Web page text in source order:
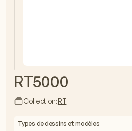
RT5000
Collection:RT
Types de dessins et modèles